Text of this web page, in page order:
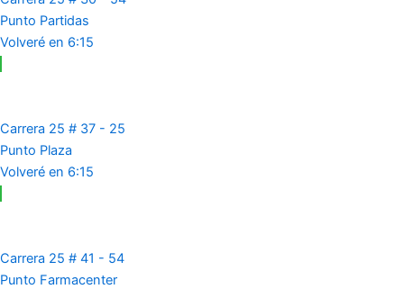
Punto Partidas
Volveré en 6:15
Carrera 25 # 37 - 25
Punto Plaza
Volveré en 6:15
Carrera 25 # 41 - 54
Punto Farmacenter